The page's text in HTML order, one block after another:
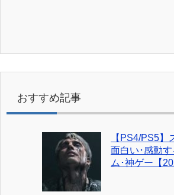
おすすめ記事
【PS4/PS5】
面白い･感動
ム･神ゲー【